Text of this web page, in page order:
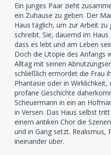
Ein junges Paar zieht
ein Zuhause zu geben. Der
Haus täglich, um zur Arbeit zu
schreibt. Sie, dauernd im
dass es lebt und am Leben
Doch die Utopie des Anfangs
Alltag mit seinen
schließlich ermordet die Frau
Phantasie oder in
profane Geschichte
Scheuermann in ein an
in Versen. Das Haus selbst
einem antiken Chor die
und in Gang setzt. Realismus,
ineinander über.